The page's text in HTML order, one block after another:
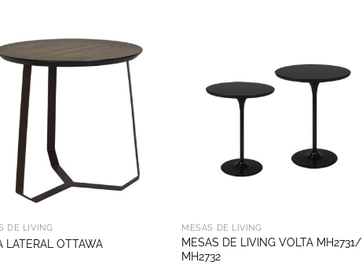
DE LIVING
LATERAL OTTAWA
MESAS DE LIVING
MESAS DE LIVING VOLTA MH2731/
MH2732